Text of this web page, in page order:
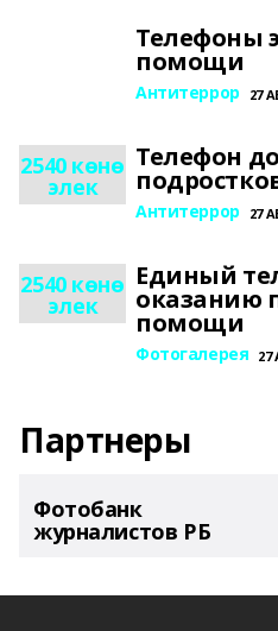
Телефоны
помощи
Антитеррор 27
2540 көнө
элек
Телефон
Антитеррор 27
2540 көнө
элек
Единый
оказанию
помощи
Фотогалерея 27
Партнеры
Фотобанк
журналистов РБ